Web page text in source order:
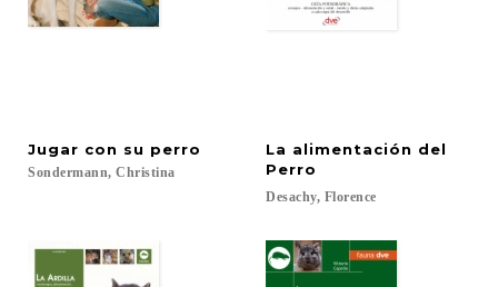
Jugar con su perro
Sondermann, Christina
La alimentación del
Perro
Desachy, Florence